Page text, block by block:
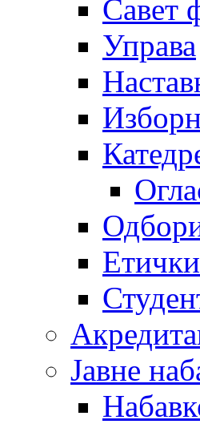
Савет
Управа
Јавне